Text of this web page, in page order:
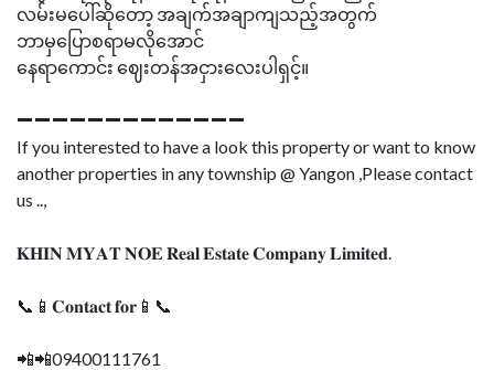
လမ်းမပေါ်ဆိုတော့ အချက်အချာကျသည့်အတွက်
ဘာမှပြောစရာမလိုအောင်
နေရာကောင်း ဈေးတန်အငှားလေးပါရှင့်။
➖➖➖➖➖➖➖➖➖➖➖➖➖
If you interested to have a look this property or want to know
another properties in any township @ Yangon ,Please contact
us ..,
𝐊𝐇𝐈𝐍 𝐌𝐘𝐀𝐓 𝐍𝐎𝐄 𝐑𝐞𝐚𝐥 𝐄𝐬𝐭𝐚𝐭𝐞 𝐂𝐨𝐦𝐩𝐚𝐧𝐲 𝐋𝐢𝐦𝐢𝐭𝐞𝐝.
📞📱𝐂𝐨𝐧𝐭𝐚𝐜𝐭 𝐟𝐨𝐫📱📞
📲📲09400111761